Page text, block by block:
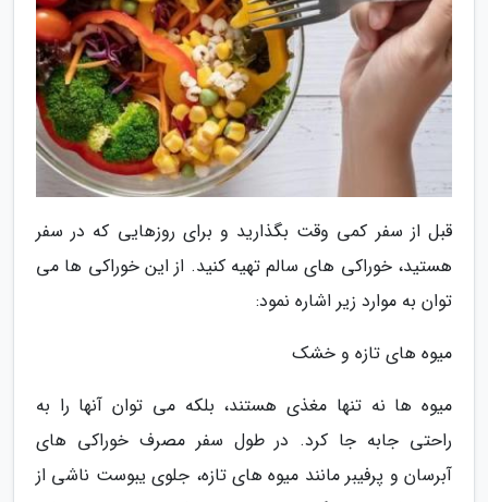
قبل از سفر کمی وقت بگذارید و برای روزهایی که در سفر
هستید، خوراکی های سالم تهیه کنید. از این خوراکی ها می
توان به موارد زیر اشاره نمود:
میوه های تازه و خشک
میوه ها نه تنها مغذی هستند، بلکه می توان آنها را به
راحتی جابه جا کرد. در طول سفر مصرف خوراکی های
آبرسان و پرفیبر مانند میوه های تازه، جلوی یبوست ناشی از